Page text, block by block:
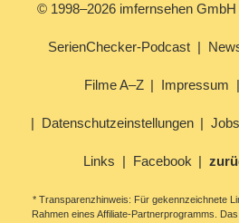
© 1998–2026 imfernsehen
SerienChecker-Podcast
Filme A–Z Impressum
Datenschutzeinstellungen Jobs
Links Facebook
* Transparenzhinweis: Für gekennzeichnete
Rahmen eines Affiliate-Partnerprogramms.